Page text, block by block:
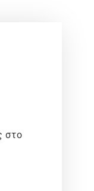
στο